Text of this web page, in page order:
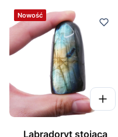
Nowość
Labradoryt stojąca